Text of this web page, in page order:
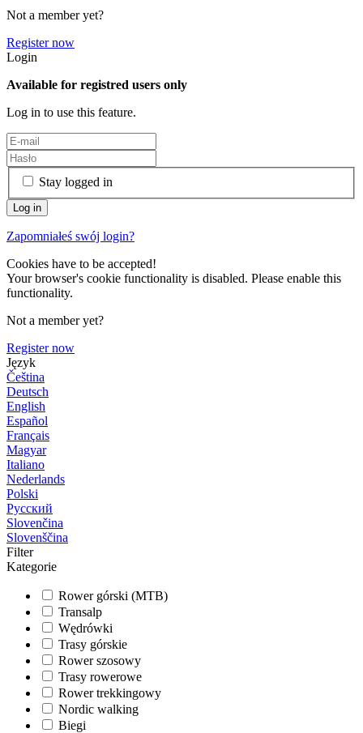
Not a member yet?
Register now
Login
Available for registred users only
Log in to use this feature.
Stay logged in
Zapomniałeś swój login?
Cookies have to be accepted!
Your browser's cookie functionality is disabled. Please enable this
functionality.
Not a member yet?
Register now
Język
Čeština
Deutsch
English
Español
Français
Magyar
Italiano
Nederlands
Polski
Русский
Slovenčina
Slovenščina
Filter
Kategorie
Rower górski (MTB)
Transalp
Wędrówki
Trasy górskie
Rower szosowy
Trasy rowerowe
Rower trekkingowy
Nordic walking
Biegi